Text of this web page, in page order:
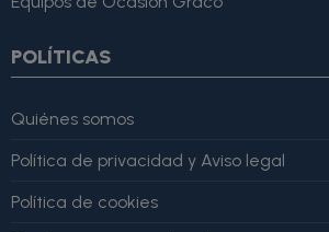
POLÍTICAS
Quiénes somos
Política de privacidad y Aviso legal
Política de cookies